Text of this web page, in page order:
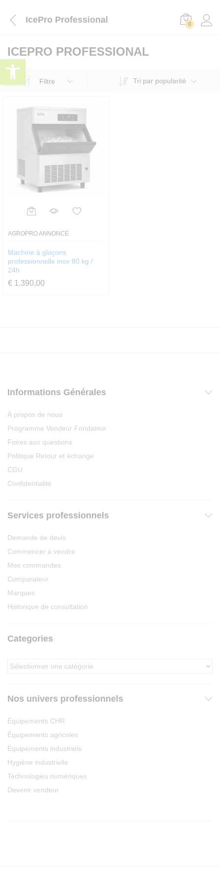
IcePro Professional 0
ICEPRO PROFESSIONAL
Filtre Tri par popularité
AGROPRO ANNONCE
Machine à glaçons
professionnelle inox 80 kg /
24h
€ 1.390,00
Informations Générales
À propos de nous
Programme Vendeur Fondateur
Foires aux questions
Politique Retour et échange
CGU
Confidentialité
Services professionnels
Demande de devis
Commencer à vendre
Mes commandes
Comparateur
Marques
Historique de consultation
Categories
Nos univers professionnels
Équipements CHR
Équipements agricoles
Équipements industriels
Hygiène industrielle
Technologies numériques
Devenir vendeur
Ouvrir la barre d’outils